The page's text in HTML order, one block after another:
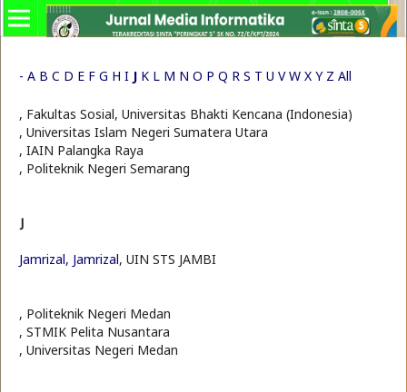
- A B C D E F G H I J K L M N O P Q R S T U V W X Y Z All
, Fakultas Sosial, Universitas Bhakti Kencana (Indonesia)
, Universitas Islam Negeri Sumatera Utara
, IAIN Palangka Raya
, Politeknik Negeri Semarang
J
Jamrizal, Jamrizal, UIN STS JAMBI
, Politeknik Negeri Medan
, STMIK Pelita Nusantara
, Universitas Negeri Medan